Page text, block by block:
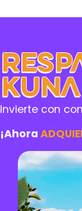
Invierte con
¡Ahora